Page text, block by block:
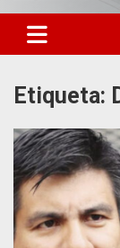
Central
Etiqueta: